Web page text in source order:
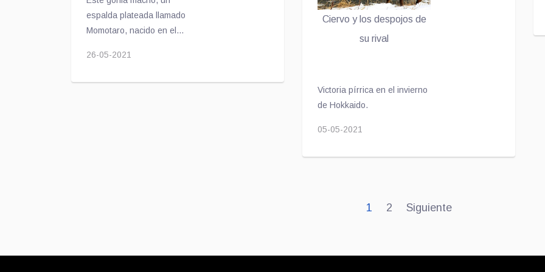
espalda plateada llamado
Momotaro, nacido en el
conduce a su cría al sitio
26-05-2021
Ciervo y los despojos de
su rival
Victoria pírrica en el invierno
de Hokkaido.
05-05-2021
1 2 Siguiente